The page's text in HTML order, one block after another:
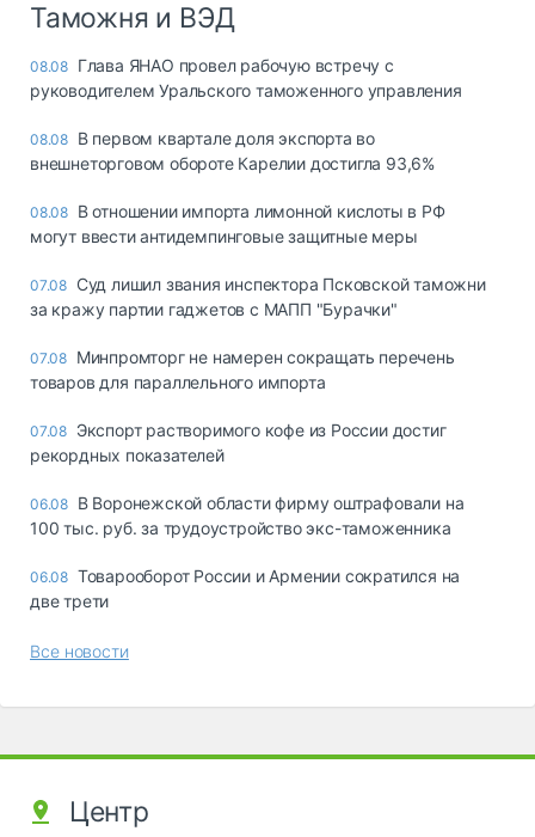
Таможня и ВЭД
08.08 Глава ЯНАО провел рабочую встречу с
руководителем Уральского таможенного управления
08.08 В первом квартале доля экспорта во
внешнеторговом обороте Карелии достигла 93,6%
08.08 В отношении импорта лимонной кислоты в РФ
могут ввести антидемпинговые защитные меры
07.08 Суд лишил звания инспектора Псковской таможни
за кражу партии гаджетов с МАПП "Бурачки"
07.08 Минпромторг не намерен сокращать перечень
товаров для параллельного импорта
07.08 Экспорт растворимого кофе из России достиг
рекордных показателей
06.08 В Воронежской области фирму оштрафовали на
100 тыс. руб. за трудоустройство экс-таможенника
06.08 Товарооборот России и Армении сократился на
две трети
Все новости
Центр